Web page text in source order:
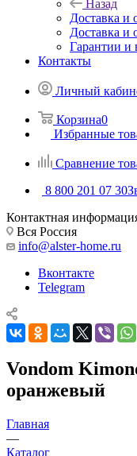
Назад
Доставка и
Доставка и
Гарантии и
Контакты
Личный
Корзина0
Избранные
Сравнение
8 800 201 07 30
Контактная
Вся Россия
info@alster-home.ru
Вконтакте
Telegram
Vondom
оранжевый
Главная
—
Каталог